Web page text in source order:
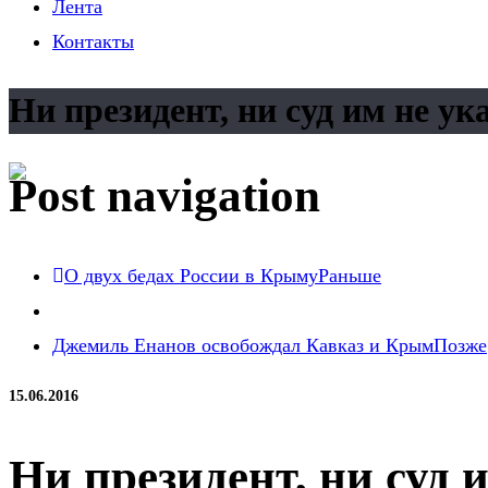
Лента
Контакты
Ни президент, ни суд им не
Post navigation
О двух бедах России в КрымуРаньше
Джемиль Енанов освобождал Кавказ и КрымПозже
15.06.2016
Ни президент, ни суд